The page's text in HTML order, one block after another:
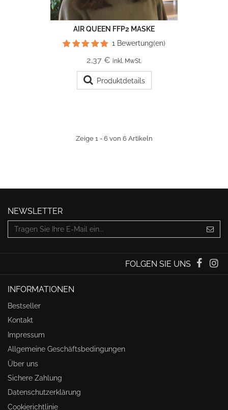
AIR QUEEN FFP2 MASKE
1 Bewertung(en)
2,37 € inkl. MwSt.
Produktdetails
Zeige 1 - 6 von 6 Artikeln
NEWSLETTER
FOLGEN SIE UNS
INFORMATIONEN
Bestseller
Kontakt
Impressum
Allgemeine Geschäftsbedingungen
Über uns
Sichere Zahlung
Datenschutzerklärung
Cookierichtlinie